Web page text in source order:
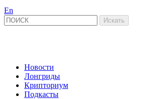
En
Новости
Лонгриды
Крипториум
Подкасты